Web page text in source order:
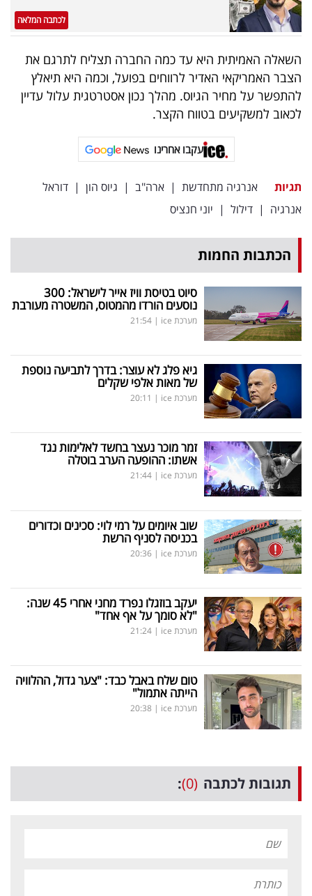
לכתבה המלאה
השאלה האמיתית היא עד כמה החברה תצליח לתרגם את
הצבר האמריקאי האדיר לרווחים בפועל, וכמה היא תיאלץ
להתפשר על מחיר הגיוס. מהלך נכון אסטרטגית עלול עדיין
לכאוב למשקיעים בטווח הקצר.
עקבו אחרינו
תגיות אנרגיה מתחדשת | ארה"ב | גיוס הון | דוראל
אנרגיה | דילול | יוני חנציס
הכתבות החמות
סיוט בטיסת וויז אייר לישראל: 300
נוסעים הורדו מהמטוס, המשטרה מעורבת
מערכת ice |
21:54
גיא פלג לא עוצר: בדרך לתביעה נוספת
של מאות אלפי שקלים
מערכת ice |
20:11
זמר מוכר נעצר בחשד לאלימות נגד
אשתו: ההופעה הערב בוטלה
מערכת ice |
21:44
שוב איומים על רמי לוי: סכינים וכדורים
בכניסה לסניף הרשת
מערכת ice |
20:36
יעקב בוזגלו נפרד מחני אחרי 45 שנה:
"לא סומך על אף אחד"
מערכת ice |
21:24
טום שלח באבל כבד: "צער גדול, ההלוויה
הייתה אתמול"
מערכת ice |
20:38
תגובות לכתבה (0)
: